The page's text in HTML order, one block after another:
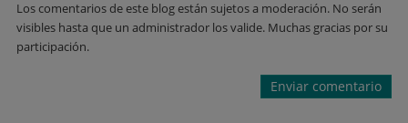
Los comentarios de este blog están sujetos a moderación. No serán
visibles hasta que un administrador los valide. Muchas gracias por su
participación.